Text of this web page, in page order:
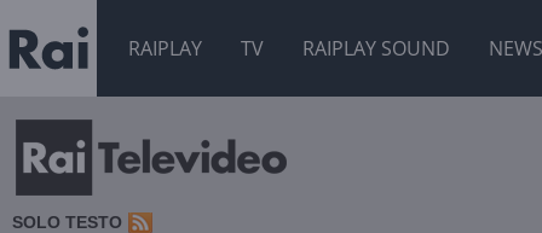
RAIPLAY TV RAIPLAY SOUND NEWS
SOLO TESTO